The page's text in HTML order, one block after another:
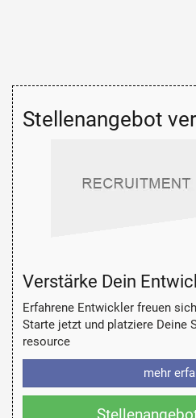
Stellenangebot
Verstärke Dein
Erfahrene Entwickler freuen
Starte jetzt und platziere Deine
resource
mehr